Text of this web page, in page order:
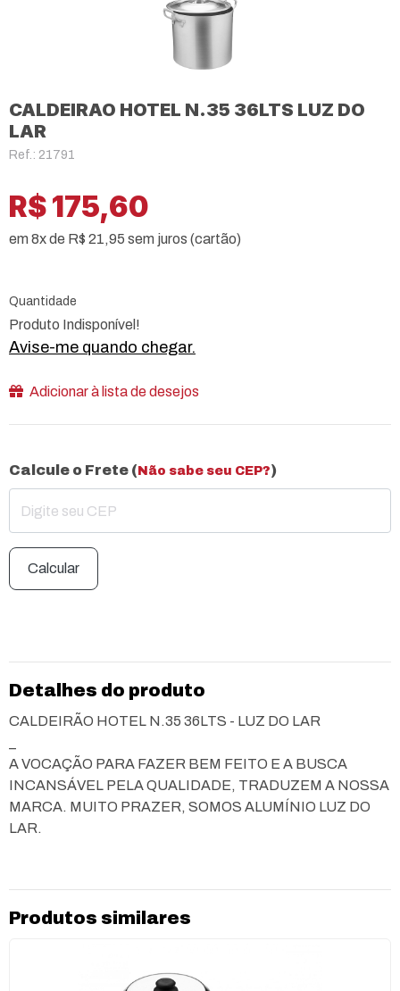
CALDEIRAO HOTEL N.35 36LTS LUZ DO
LAR
Ref.: 21791
R$ 175,60
em 8x de R$ 21,95 sem juros (cartão)
Quantidade
Produto Indisponível!
Avise-me quando chegar.
Adicionar à lista de desejos
Calcule o Frete ( Não sabe seu CEP?)
Calcular
Detalhes do produto
CALDEIRÃO HOTEL N.35 36LTS - LUZ DO LAR
A VOCAÇÃO PARA FAZER BEM FEITO E A BUSCA
INCANSÁVEL PELA QUALIDADE, TRADUZEM A NOSSA
MARCA. MUITO PRAZER, SOMOS ALUMÍNIO LUZ DO
LAR.
Produtos similares